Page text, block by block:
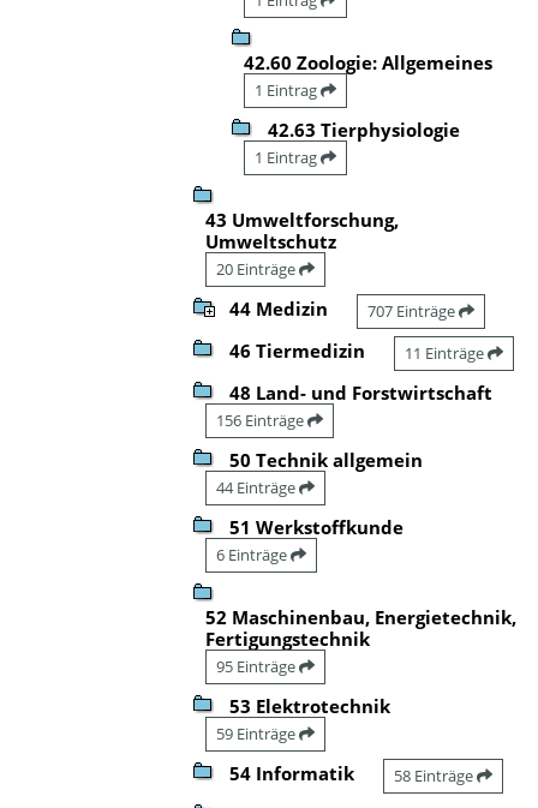
42.60 Zoologie: Allgemeines
1 Eintrag
42.63 Tierphysiologie
1 Eintrag
43 Umweltforschung,
Umweltschutz
20 Einträge
44 Medizin 707 Einträge
46 Tiermedizin 11 Einträge
48 Land- und Forstwirtschaft
156 Einträge
50 Technik allgemein
44 Einträge
51 Werkstoffkunde
6 Einträge
52 Maschinenbau, Energietechnik,
Fertigungstechnik
95 Einträge
53 Elektrotechnik
59 Einträge
54 Informatik 58 Einträge